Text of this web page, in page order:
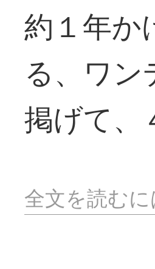
約１年か
る、ワ
掲げて、
全文を読む